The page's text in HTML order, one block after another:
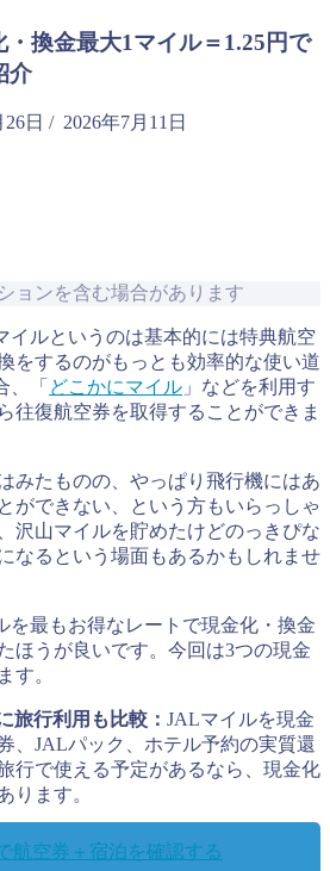
換金最大1マイル＝1.25円で
介
日 / 2026年7月11日
ョンを含む場合があります
イルというのは基本的には特典航空
をするのがもっとも効率的な使い道
、「 どこかにマイル 」などを利用す
往復航空券を取得することができま
みたものの、やっぱり飛行機にはあ
ができない、という方もいらっしゃ
沢山マイルを貯めたけどのっきぴな
なるという場面もあるかもしれませ
を最もお得なレートで現金化・換金
ほうが良いです。今回は3つの現金
す。
旅行利用も比較： JALマイルを現金
、JALパック、ホテル予約の実質還
行で使える予定があるなら、現金化
ります。
航空券＋宿泊を確認する